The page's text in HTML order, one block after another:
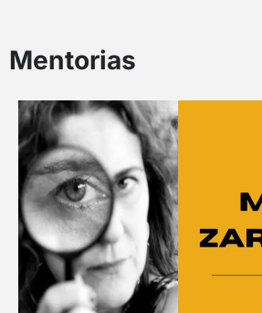
Mentorias